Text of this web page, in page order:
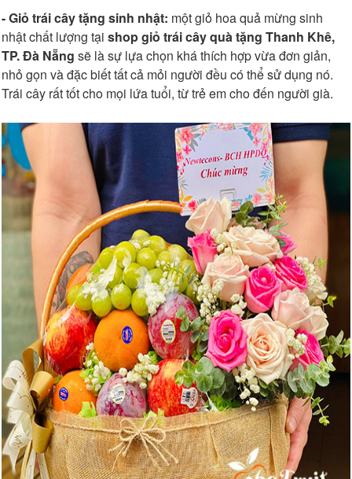
- Giỏ trái cây tặng sinh nhật: một giỏ hoa quả mừng sinh
nhật chất lượng tại shop giỏ trái cây quà tặng Thanh Khê,
TP. Đà Nẵng sẽ là sự lựa chọn khá thích hợp vừa đơn giản,
nhỏ gọn và đặc biết tất cả mỏi người đều có thể sử dụng nó.
Trái cây rất tốt cho mọi lứa tuổi, từ trẻ em cho đến người già.